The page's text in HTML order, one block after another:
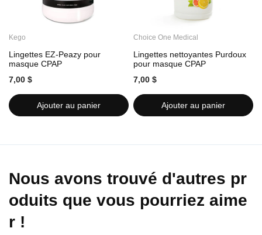
Kego
Lingettes EZ-Peazy pour
masque CPAP
7,00 $
Ajouter au panier
Choice One Medical
Lingettes nettoyantes Purdoux
pour masque CPAP
7,00 $
Ajouter au panier
Nous avons trouvé d'autres pr
oduits que vous pourriez aime
r !